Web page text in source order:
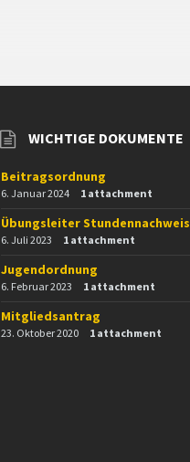
WICHTIGE DOKUMENTE
Beitragsordnung
6. Januar 2024 1 attachment
Übungsleiter Stundennachweis
6. Juli 2023 1 attachment
Jugendordnung
6. Februar 2023 1 attachment
Mitgliedsantrag
23. Oktober 2020 1 attachment